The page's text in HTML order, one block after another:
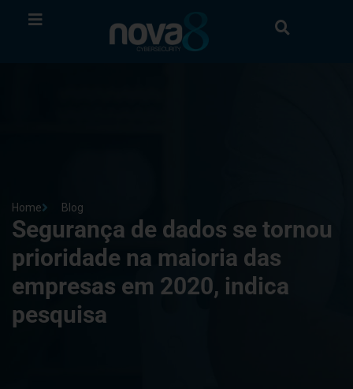
Home Blog
Segurança de dados se tornou
prioridade na maioria das
empresas em 2020, indica
pesquisa